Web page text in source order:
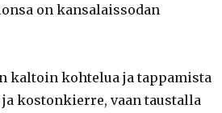
on kansalaissodan
kaltoin kohtelua ja tappamista
kostonkierre, vaan taustalla